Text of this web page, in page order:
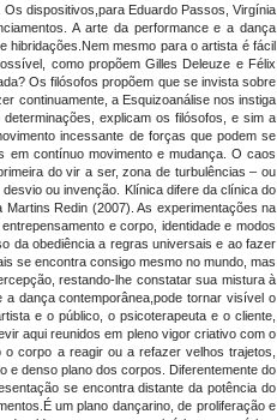
dispositivos,para Eduardo Passos, Virgínia
A arte da performance e a dança
hibridações.Nem mesmo para o artista é fácil
como propõem Gilles Deleuze e Félix
Os filósofos propõem que se invista sobre
continuamente, a Esquizoanálise nos instiga
explicam os filósofos, e sim a
incessante de forças que podem se
em contínuo movimento e mudança. O caos
do vir a ser, zona de turbulências – ou
ou invenção. Klínica difere da clínica do
Redin (2007). As experimentações na
e corpo, identidade e modos
da obediência a regras universais e ao fazer
se encontra consigo mesmo no mundo, mas
restando-lhe constatar sua mistura à
dança contemporânea,pode tornar visível o
e o público, o psicoterapeuta e o cliente,
aqui reunidos em pleno vigor criativo com o
corpo a reagir ou a refazer velhos trajetos,
e denso plano dos corpos. Diferentemente do
se encontra distante da potência do
um plano dançarino, de proliferação e